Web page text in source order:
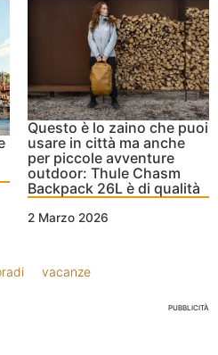
Questo è lo zaino che puoi
usare in città ma anche
per piccole avventure
outdoor: Thule Chasm
Backpack 26L è di qualità
2 Marzo 2026
vacanze
PUBBLICITÀ